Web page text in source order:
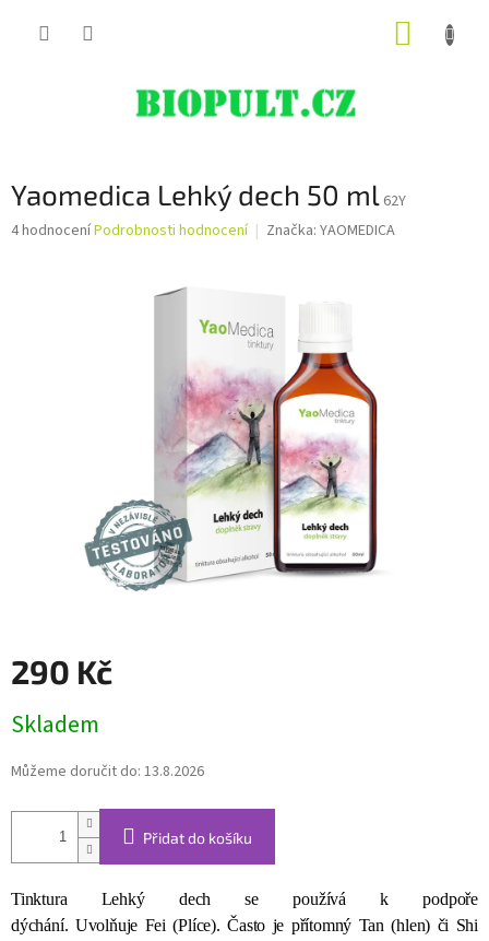
Yaomedica Lehký dech 50 ml 62Y
Průměrné
4 hodnoceníPodrobnosti hodnocení Značka: YAOMEDICA
290 Kč
cena:
Skladem
Můžeme doručit do: 13.8.2026
Přidat do košíku
Tinktura Lehký dech se používá k podpoře
dýchání. Uvolňuje Fei (Plíce). Často je přítomný Tan (hlen) či Shi